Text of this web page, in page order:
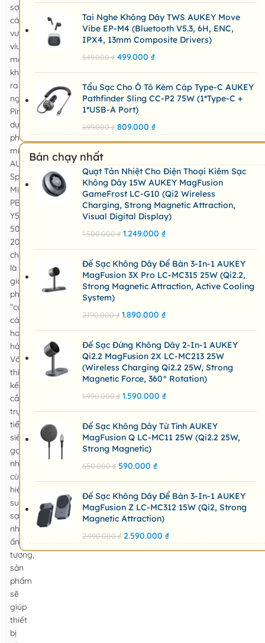
sợi
cáp
vướng
víu
mỗi
khi
ra
ngoài?
Pin
dự
phòng
mini
AUKEY
Spark
Mini
PB-
Y59
5000mAh
20W
chính
là
giải
pháp
“cứu
cánh”
hoàn
hảo.
Với
thiết
kế
cắm
trực
tiếp
siêu
gọn
nhẹ
cùng
hiệu
suất
sạc
nhanh
ấn
tượng,
sản
phẩm
sẽ
giúp
thiết
bị
Tai Nghe Không Dây TWS AUKEY Move
Vibe EP-M4 (Bluetooth V5.3, 6H, ENC,
IPX4, 13mm Composite Drivers)
549.000₫ 499.000 ₫
Tẩu Sạc Cho Ô Tô Kèm Cáp Type-C AUKEY
Pathfinder Sling CC-P2 75W (1*Type-C +
1*USB-A Port)
899.000₫ 809.000 ₫
Bán chạy nhất
Quạt Tản Nhiệt Cho Điện Thoại Kiêm Sạc
Không Dây 15W AUKEY MagFusion
GameFrost LC-G10 (Qi2 Wireless
Charging, Strong Magnetic Attraction,
Visual Digital Display)
1.500.000₫ 1.249.000 ₫
Đế Sạc Không Dây Để Bàn 3-In-1 AUKEY
MagFusion 3X Pro LC-MC315 25W (Qi2.2,
Strong Magnetic Attraction, Active Cooling
System)
2.190.000₫ 1.890.000 ₫
Đế Sạc Đứng Không Dây 2-In-1 AUKEY
Qi2.2 MagFusion 2X LC-MC213 25W
(Wireless Charging Qi2.2 25W, Strong
Magnetic Force, 360° Rotation)
1.990.000₫ 1.590.000 ₫
Đế Sạc Không Dây Từ Tính AUKEY
MagFusion Q LC-MC11 25W (Qi2.2 25W,
Strong Magnetic)
650.000₫ 590.000 ₫
Đế Sạc Không Dây Để Bàn 3-In-1 AUKEY
MagFusion Z LC-MC312 15W (Qi2, Strong
Magnetic Attraction)
2.990.000₫ 2.590.000 ₫